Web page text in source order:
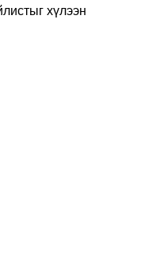
хүлээн